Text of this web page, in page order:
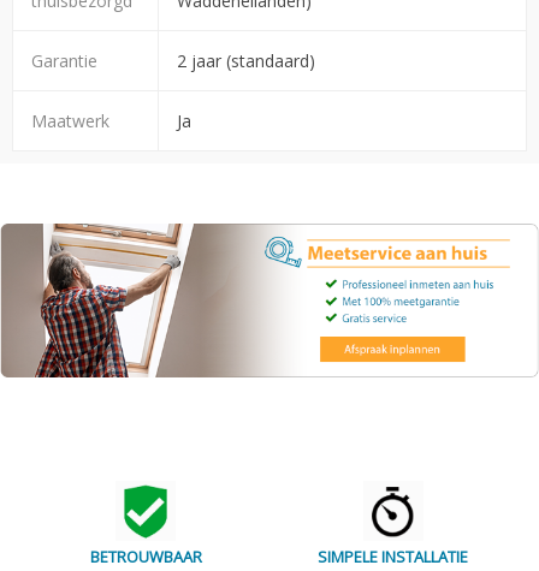
Garantie 2 jaar (standaard)
Maatwerk Ja
BETROUWBAAR
SIMPELE INSTALLATIE